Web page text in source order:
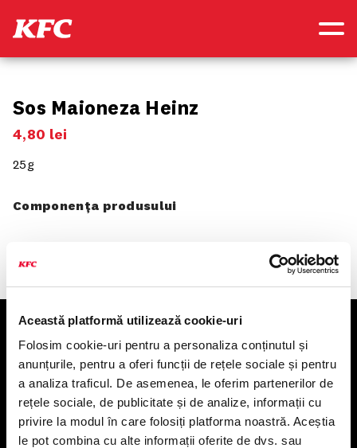
Această platformă utilizează cookie-uri
Folosim cookie-uri pentru a personaliza conținutul și
anunțurile, pentru a oferi funcții de rețele sociale și pentru
a analiza traficul. De asemenea, le oferim partenerilor de
rețele sociale, de publicitate și de analize, informații cu
privire la modul în care folosiți platforma noastră. Aceștia
le pot combina cu alte informații oferite de dvs. sau
Sos Maioneza Heinz
4,80 lei
25g
Componența produsului
KFC
Meniu livrare
Meniu ridicare
Nutriționale și Alergeni
Abonare Newsletter